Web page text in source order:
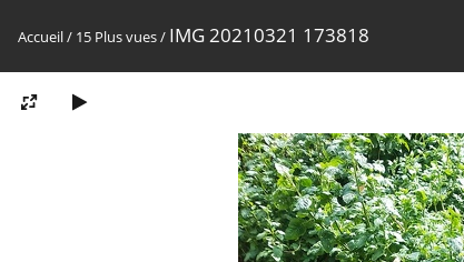
Accueil/ 15 Plus vues/ IMG 20210321 173818